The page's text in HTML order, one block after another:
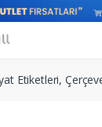
Etiketleri,